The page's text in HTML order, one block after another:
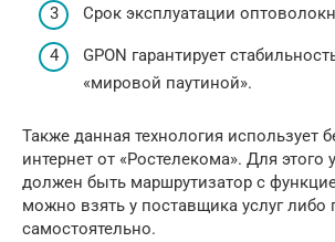
Срок эксплуатации
GPON гарантирует
«мировой паутиной».
Также данная технология использует
интернет от «Ростелекома». Для этого
должен быть маршрутизатор с
можно взять у поставщика услуг либо
самостоятельно.